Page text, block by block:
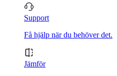
Support
Få hjälp när du behöver det.
Jämför